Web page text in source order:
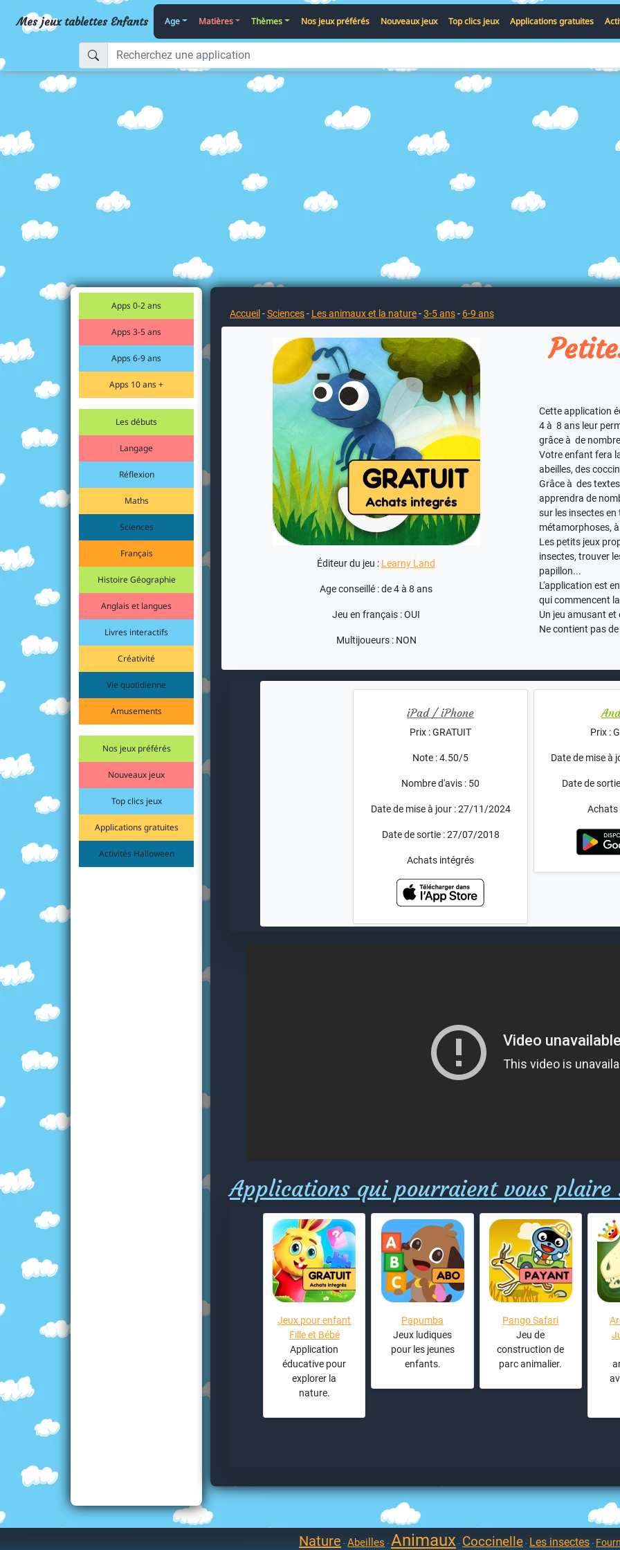
Mes jeux tablettes Enfants Age Matières Thèmes Nos jeux préférés Nouveaux jeux Top clics jeux Applications gratuites
Apps 0-2 ans
Apps 3-5 ans
Apps 6-9 ans
Apps 10 ans +
Les débuts
Langage
Réflexion
Maths
Sciences
Français
Histoire Géographie
Anglais et langues
Livres interactifs
Créativité
Vie quotidienne
Amusements
Nos jeux préférés
Nouveaux jeux
Top clics jeux
Applications gratuites
Activités Halloween
Accueil -Sciences- Les animaux et la nature-3-5 ans- 6-9 ans
Éditeur du jeu : Learny Land
Age conseillé : de 4 à 8 ans
Jeu en français : OUI
Multijoueurs : NON
Cette application
4 à 8 ans leur
grâce à de
Votre enfant fera
abeilles, des
Grâce à des
apprendra de
sur les insectes
métamorphoses,
Les petits jeux
insectes, trouver
papillon...
L'application est
qui commencent
Un jeu amusant
Ne contient pas
iPad / iPhone
Prix : GRATUIT
Note : 4.50/5
Nombre d'avis : 50
Date de mise à jour : 27/11/2024
Date de sortie : 27/07/2018
Achats intégrés
Prix :
Date de mise à
Date de
Achats
Applications qui pourraient vous plaire
Jeux pour enfant
Fille et Bébé
Application
éducative pour
explorer la
nature.
Papumba
Jeux ludiques
pour les jeunes
enfants.
Pango Safari
Jeu de
construction de
parc animalier.
Nature - Abeilles - Animaux - Coccinelle - Les insectes -